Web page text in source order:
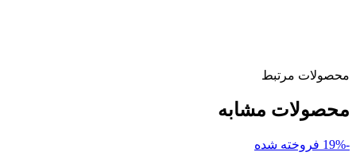
محصولات مرتبط
محصولات مشابه
-19% فروخته شده